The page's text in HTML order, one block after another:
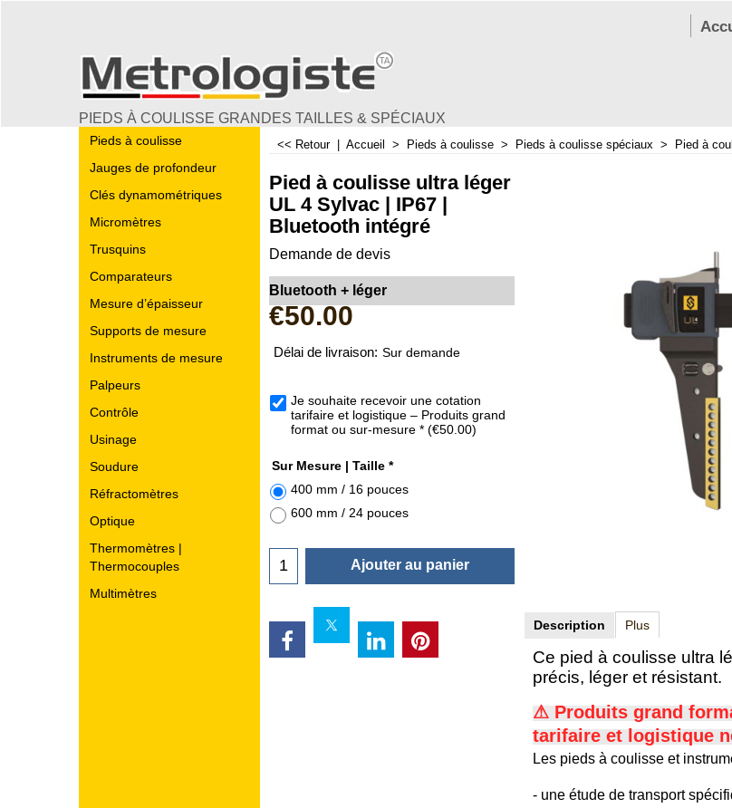
PIEDS À COULISSE GRANDES TAILLES & SPÉCIAUX
Pieds à coulisse
Jauges de profondeur
Clés dynamométriques
Micromètres
Trusquins
Comparateurs
Mesure d’épaisseur
Supports de mesure
Instruments de mesure
Palpeurs
Contrôle
Usinage
Soudure
Réfractomètres
Optique
Thermomètres |
Thermocouples
Multimètres
<< Retour Accueil > Pieds à coulisse > Pieds à coulisse spéciaux > Pied à
Pied à coulisse ultra léger
UL 4 Sylvac | IP67 |
Bluetooth intégré
Demande de devis
Bluetooth + léger
€50.00
Délai de livraison: Sur demande
Je souhaite recevoir une cotation
tarifaire et logistique – Produits grand
format ou sur-mesure * (€50.00)
Sur Mesure | Taille *
400 mm / 16 pouces
600 mm / 24 pouces
Ajouter au panier
Description Plus
Ce pied à coulisse ultra
précis, léger et résistant.
⚠ Produits grand
tarifaire et logistique
Les pieds à coulisse et
- une étude de transport